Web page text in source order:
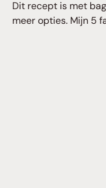
Dit recept is met
meer opties. Mijn 5